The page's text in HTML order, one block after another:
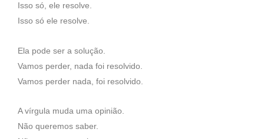
Isso só, ele resolve.
Isso só ele resolve.
Ela pode ser a solução.
Vamos perder, nada foi resolvido.
Vamos perder nada, foi resolvido.
A vírgula muda uma opinião.
Não queremos saber.